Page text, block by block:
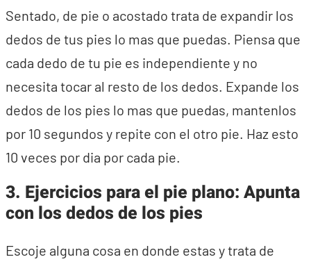
Sentado, de pie o acostado trata de expandir los
dedos de tus pies lo mas que puedas. Piensa que
cada dedo de tu pie es independiente y no
necesita tocar al resto de los dedos. Expande los
dedos de los pies lo mas que puedas, mantenlos
por 10 segundos y repite con el otro pie. Haz esto
10 veces por dia por cada pie.
3. Ejercicios para el pie plano:Apunta
con los dedos de los pies
Escoje alguna cosa en donde estas y trata de